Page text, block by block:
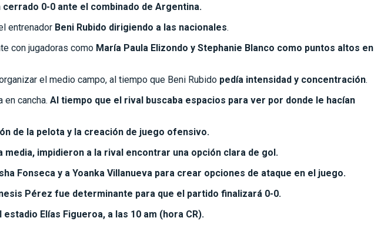
0-0 ante el combinado de Argentina.
entrenador Beni Rubido dirigiendo a las nacionales.
con jugadoras como María Paula Elizondo y Stephanie Blanco como puntos altos en
el medio campo, al tiempo que Beni Rubido pedía intensidad y concentración.
cancha. Al tiempo que el rival buscaba espacios para ver por donde le hacían
de la pelota y la creación de juego ofensivo.
media, impidieron a la rival encontrar una opción clara de gol.
Fonseca y a Yoanka Villanueva para crear opciones de ataque en el juego.
Pérez fue determinante para que el partido finalizará 0-0.
Elías Figueroa, a las 10 am (hora CR).